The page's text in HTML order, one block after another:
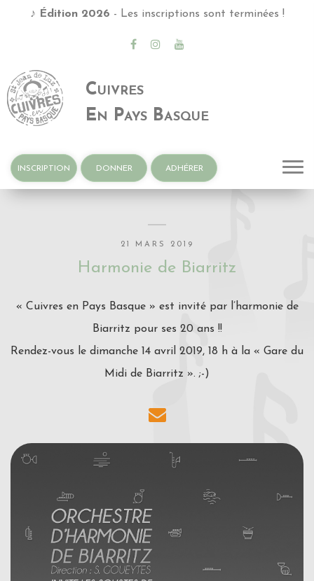
♪ Édition 2026 - Les inscriptions sont terminées !
Cuivres
En Pays Basque
INSCRIPTION DONNER ADHÉRER
21 MARS 2019
Harmonie de Biarritz
« Cuivres en Pays Basque » est invité par l’harmonie de
Biarritz pour ses 20 ans !!
Rendez-vous le dimanche 14 avril 2019, 18 h à la « Gare du
Midi de Biarritz ». ;-)